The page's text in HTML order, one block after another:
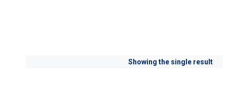
Showing the single result